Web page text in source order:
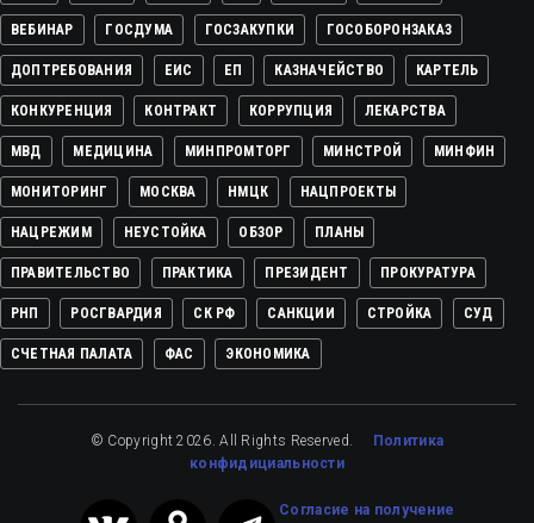
ВЕБИНАР ГОСДУМА ГОСЗАКУПКИ ГОСОБОРОНЗАКАЗ
ДОПТРЕБОВАНИЯ ЕИС ЕП КАЗНАЧЕЙСТВО КАРТЕЛЬ
КОНКУРЕНЦИЯ КОНТРАКТ КОРРУПЦИЯ ЛЕКАРСТВА
МВД МЕДИЦИНА МИНПРОМТОРГ МИНСТРОЙ МИНФИН
МОНИТОРИНГ МОСКВА НМЦК НАЦПРОЕКТЫ
НАЦРЕЖИМ НЕУСТОЙКА ОБЗОР ПЛАНЫ
ПРАВИТЕЛЬСТВО ПРАКТИКА ПРЕЗИДЕНТ ПРОКУРАТУРА
РНП РОСГВАРДИЯ СК РФ САНКЦИИ СТРОЙКА СУД
СЧЕТНАЯ ПАЛАТА ФАС ЭКОНОМИКА
© Copyright 2026. All Rights Reserved.
Политика
конфидициальности
Cогласие на получение